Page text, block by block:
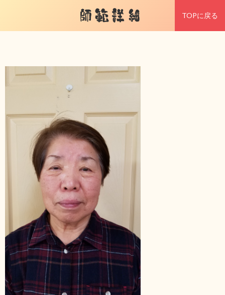
師範詳細 TOPに戻る